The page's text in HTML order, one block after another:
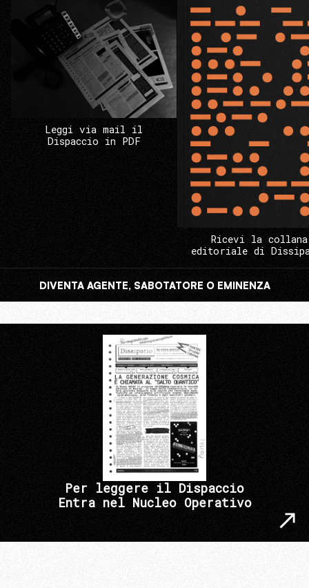
Leggi via mail il
Dispaccio in PDF
Ricevi la collana
editoriale di
DIVENTA AGENTE, SABOTATORE O EMINENZA
Per leggere il Dispaccio
Entra nel Nucleo Operativo